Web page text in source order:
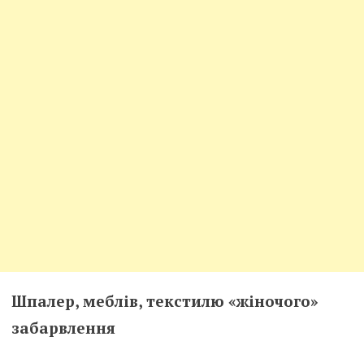
Шпалер, меблів, текстилю «жіночого»
забарвлення